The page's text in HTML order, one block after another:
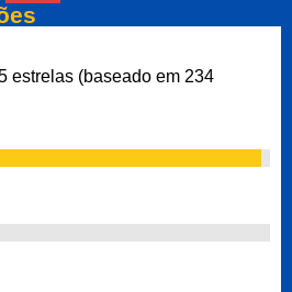
estrelas (baseado em 234